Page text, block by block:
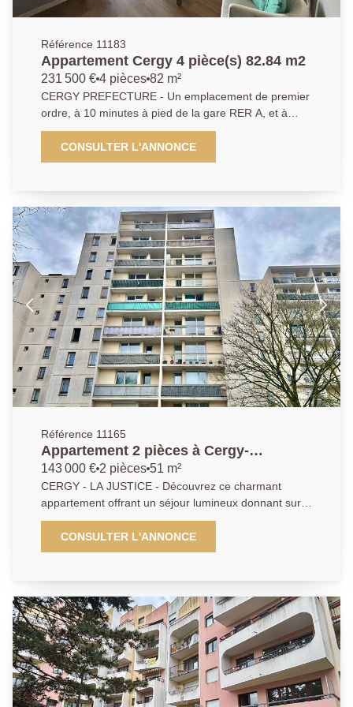
Référence 11183
Appartement Cergy 4 pièce(s) 82.84 m2
231 500 € 4 pièces 82 m²
CERGY PREFECTURE - Un emplacement de premier
ordre, à 10 minutes à pied de la gare RER A, et à
deux pas des universités et des écoles, dans une
belle résidence verdoyante, de belles prestations pour
cet appartement de 4 pièces à la décoration soignée
chambres dont une avec dressing, salle de bains et
cellier indépendant. Parking en sous-sol. Local à
vélos/poussettes en commun et sécurisé. Aucun vis à
vis. Agent commercial - DPE: E
CONSULTER L'ANNONCE
Référence 11165
Appartement 2 pièces à Cergy-
Préfecture
143 000 € 2 pièces 51 m²
CERGY - LA JUSTICE - Découvrez ce charmant
appartement offrant un séjour lumineux donnant sur
le balcon, une cuisine indépendante et aménagée,
une belle chambre et une salle de bains. Le plus: une
cave pour un espace de rangement supplémentaire.
CONSULTER L'ANNONCE